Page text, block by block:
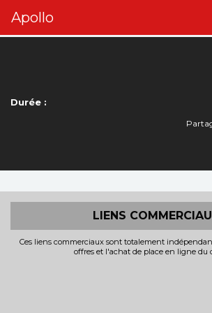
Apollo
Durée :
LIENS
Ces liens commerciaux sont totalement
offres et l'achat de place en ligne du